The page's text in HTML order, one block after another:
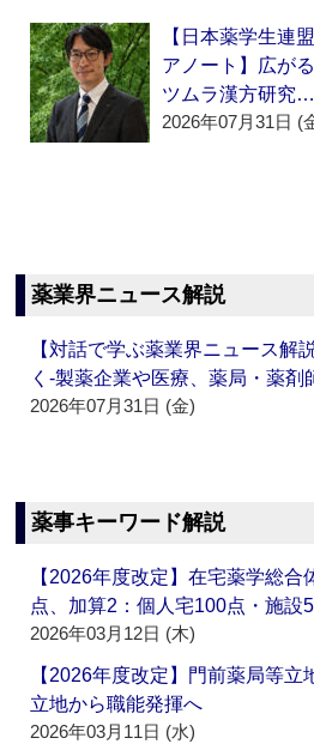
【日本薬学生連
アノート】広が
ツムラ漢方研究…
2026年07月31日 (
薬業界ニュース解説
【対話で学ぶ薬業界ニュース解
く‐製薬企業や医療、薬局・薬
2026年07月31日 (金)
薬事キーワード解説
【2026年度改定】在宅薬学総
点、加算2：個人宅100点・施
2026年03月12日 (木)
【2026年度改定】門前薬局等
立地から職能発揮へ
2026年03月11日 (水)